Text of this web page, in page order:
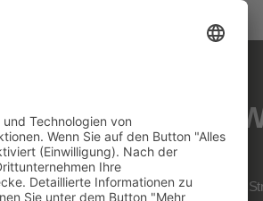
CREATION
, DIE
spart nicht nur Zeit, sondern bringt Struktur,